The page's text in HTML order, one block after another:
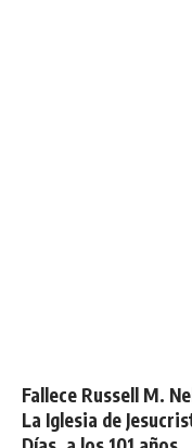
Fallece Russell M.
La Iglesia de